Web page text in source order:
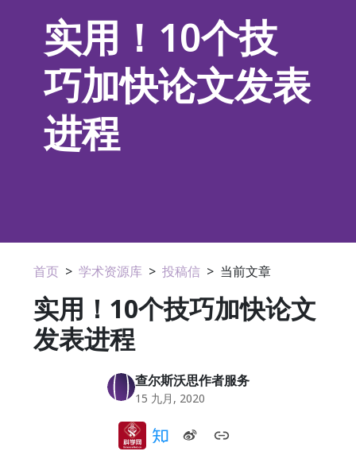
实用！10个技
巧加快论文发表
进程
首页 > 学术资源库 > 投稿信 > 当前文章
实用！10个技巧加快论文
发表进程
查尔斯沃思作者服务
15 九月, 2020